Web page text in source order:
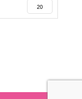
20